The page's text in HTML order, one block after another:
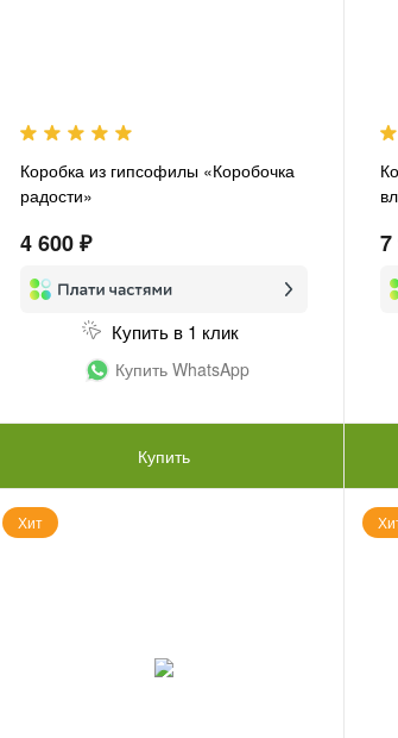
Коробка из гипсофилы «Коробочка
радости»
4 600 ₽
Купить в 1 клик
Купить WhatsApp
Купить
7
Хит